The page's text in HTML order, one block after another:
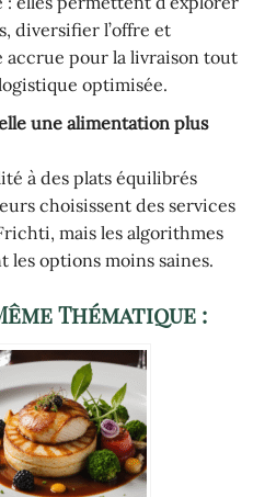
diversifier l’offre et
accrue pour la livraison tout
optimisée.
une alimentation plus
à des plats équilibrés
choisissent des services
mais les algorithmes
les options moins saines.
Thématique :